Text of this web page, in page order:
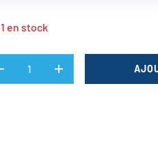
1 en stock
DIMINUER LA QUANTITÉ
AUGMENTER LA